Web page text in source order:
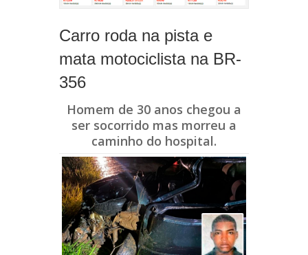
Carro roda na pista e
mata motociclista na BR-
356
Homem de 30 anos chegou a
ser socorrido mas morreu a
caminho do hospital.